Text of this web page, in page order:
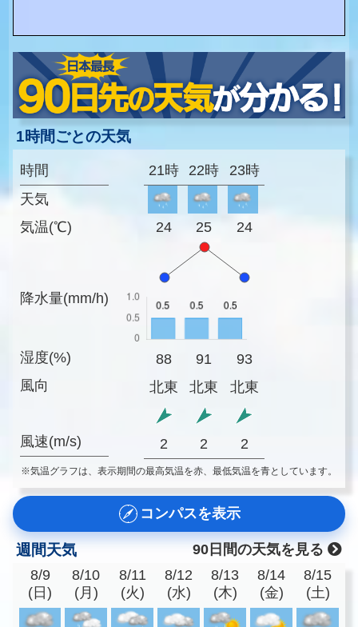
1時間ごとの天気
時間
天気
気温(℃)
降水量(mm/h)
湿度(%)
風向
風速(m/s)
21時 22時 23時
24 25 24
88 91
93
北東
北東 北東
2 2 2
※気温グラフは、表示期間の最高気温を赤、最低気温を青としています。
コンパスを表示
週間天気
90日間の天気を見る
8/9
(日)
8/10
(月)
8/11
(火)
8/12
(水)
8/13
(木)
8/14
(金)
8/15
(土)